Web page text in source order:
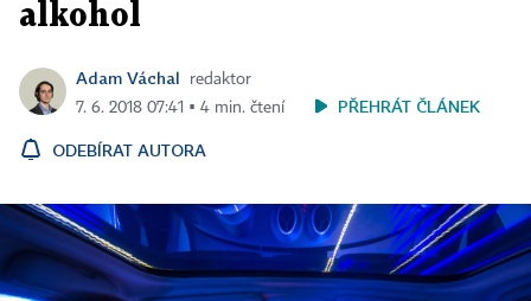
alkohol
Adam Váchal
redaktor
7. 6. 2018 07:41 ▪ 4 min. čtení
PŘEHRÁT ČLÁNEK
ODEBÍRAT AUTORA